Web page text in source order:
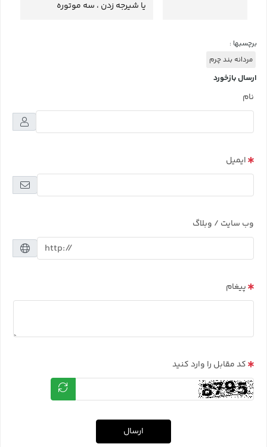
یا شیرجه زدن ، سه موتوره
برچسبها :
مردانه بند چرم
ارسال بازخورد
نام
ایمیل
وب سایت / وبلاگ
پیغام
کد مقابل را وارد کنید
ارسال